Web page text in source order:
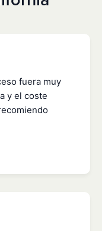
fuera muy
y el coste